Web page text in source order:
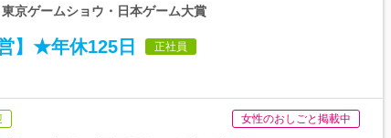
京ゲームショウ・日本ゲーム大賞
】★年休125日 正社員
女性のおしごと掲載中